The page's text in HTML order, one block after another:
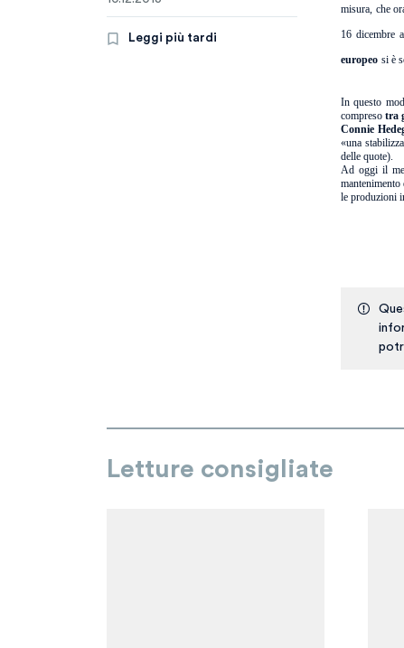
Leggi più tardi
misura, che
16 dicembre
europeo si è
In questo
compreso tra
Connie
«una
delle quote).
Ad oggi il
le produzioni
Letture consigliate